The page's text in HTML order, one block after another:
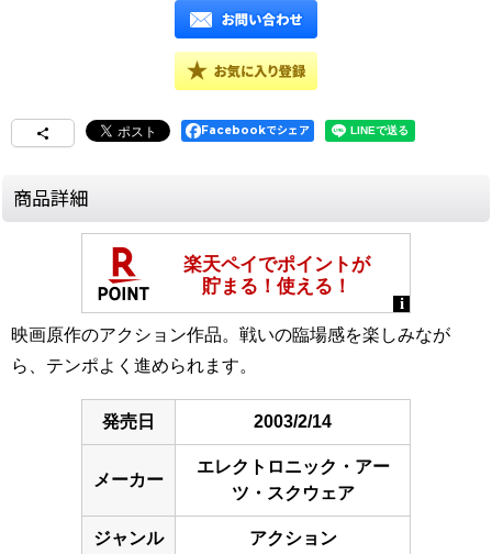
Facebookでシェア
商品詳細
映画原作のアクション作品。戦いの臨場感を楽しみなが
ら、テンポよく進められます。
発売日 2003/2/14
メーカー
エレクトロニック・アー
ツ・スクウェア
ジャンル アクション